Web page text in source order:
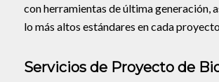
con herramientas de última generación,
lo más altos estándares en cada
Servicios de Proyecto de